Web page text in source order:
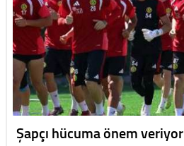
Şapçı hücuma önem veriyor